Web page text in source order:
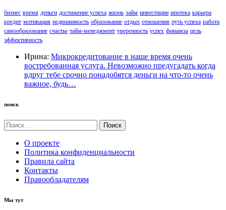
бизнес время деньги достижение успеха жизнь займ инвестиции ипотека карьера
кредит мотивация недвижимость образование отдых отношения путь успеха работа
самообразование счастье тайм-менеджмент уверенность успех финансы цель
эффективность
Ирина: Микрокредитование в наше время очень
востребованная услуга. Невозможно предугадать когда
вдруг тебе срочно понадобятся деньги на что-то очень
важное, будь…
поиск
Найти:
О проекте
Политика конфиденциальности
Правила сайта
Контакты
Правообладателям
Мы тут